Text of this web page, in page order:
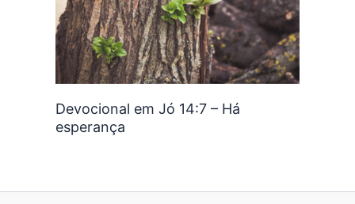
Devocional em Jó 14:7 – Há
esperança